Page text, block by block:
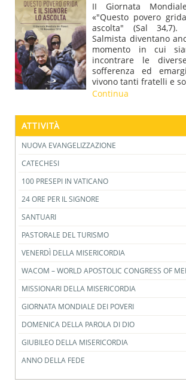
II Giornata
«"Questo povero
ascolta" (Sal
Salmista diventano
momento in cui
incontrare le
sofferenza ed
vivono tanti fratelli e
Continua
ATTIVITÀ
NUOVA EVANGELIZZAZIONE
CATECHESI
100 PRESEPI IN VATICANO
24 ORE PER IL SIGNORE
SANTUARI
PASTORALE DEL TURISMO
VENERDÌ DELLA MISERICORDIA
WACOM – WORLD APOSTOLIC CONGRESS OF
MISSIONARI DELLA MISERICORDIA
GIORNATA MONDIALE DEI POVERI
DOMENICA DELLA PAROLA DI DIO
GIUBILEO DELLA MISERICORDIA
ANNO DELLA FEDE